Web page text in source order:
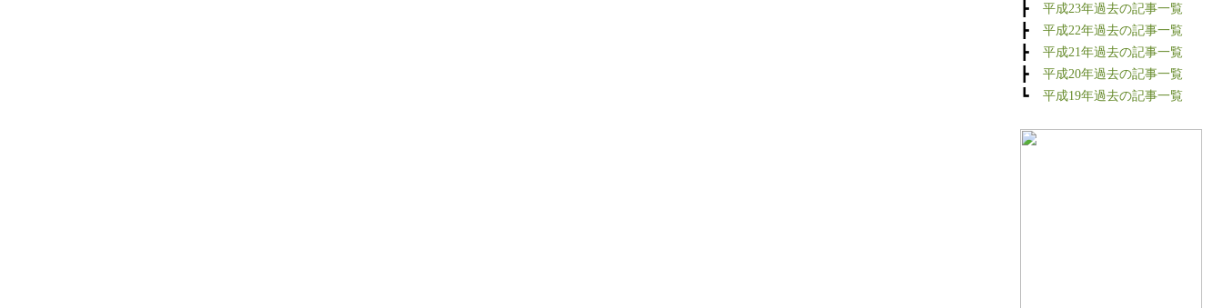
┣ 平成23年過去の記事一覧
┣ 平成22年過去の記事一覧
┣ 平成21年過去の記事一覧
┣ 平成20年過去の記事一覧
┗ 平成19年過去の記事一覧